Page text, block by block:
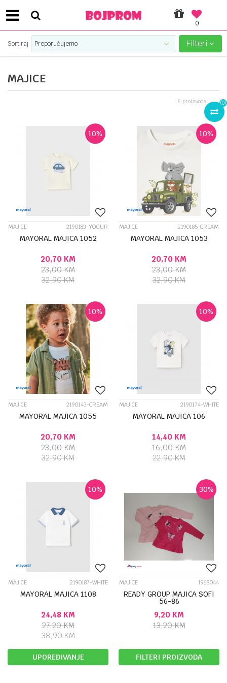
0
SIGURNO PLAĆANJE PLATNIM KARTICAMA!
(0)
MAJICE
Sortiraj Filteri
6 proizvoda
10%
MAJICE 2190183-YOGUR
MAYORAL MAJICA 1052
20,70 KM
23,00KM
32,90KM
10%
MAJICE 2190185-CREAM
MAYORAL MAJICA 1053
20,70 KM
23,00KM
32,90KM
10%
MAJICE 2190143-CREAM
MAYORAL MAJICA 1055
20,70 KM
23,00KM
32,90KM
10%
MAJICE 2190174-WHITE
MAYORAL MAJICA 106
14,40 KM
16,00KM
22,90KM
10%
MAJICE 2190187-WHITE
MAYORAL MAJICA 1108
24,48 KM
27,20KM
38,90KM
30%
MAJICE 1963044
READY GROUP MAJICA SOFI
56-86
9,20 KM
13,20KM
UPOREĐIVANJE FILTERI PROIZVODA